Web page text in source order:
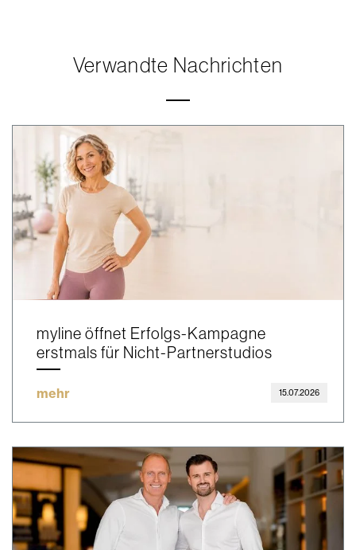
Verwandte Nachrichten
myline öffnet Erfolgs-Kampagne
erstmals für Nicht-Partnerstudios
mehr 15.07.2026